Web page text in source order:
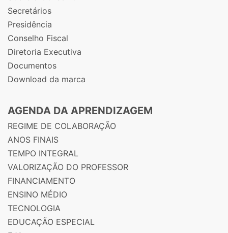
Secretários
Presidência
Conselho Fiscal
Diretoria Executiva
Documentos
Download da marca
AGENDA DA APRENDIZAGEM
REGIME DE COLABORAÇÃO
ANOS FINAIS
TEMPO INTEGRAL
VALORIZAÇÃO DO PROFESSOR
FINANCIAMENTO
ENSINO MÉDIO
TECNOLOGIA
EDUCAÇÃO ESPECIAL